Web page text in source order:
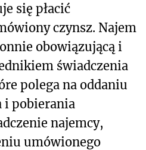
się płacić
czynsz. Najem
obowiązującą i
świadczenia
polega na oddaniu
i pobierania
najemcy,
umówionego